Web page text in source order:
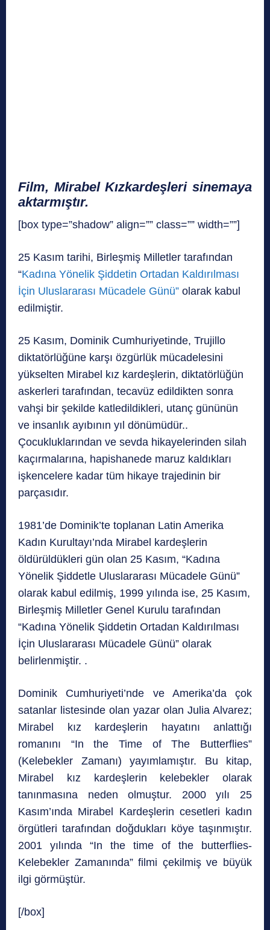
Film, Mirabel Kızkardeşleri sinemaya
aktarmıştır.
[box type=”shadow” align=”” class=”” width=””]
25 Kasım tarihi, Birleşmiş Milletler tarafından
“Kadına Yönelik Şiddetin Ortadan Kaldırılması
İçin Uluslararası Mücadele Günü” olarak kabul
edilmiştir.
25 Kasım, Dominik Cumhuriyetinde, Trujillo
diktatörlüğüne karşı özgürlük mücadelesini
yükselten Mirabel kız kardeşlerin, diktatörlüğün
askerleri tarafından, tecavüz edildikten sonra
vahşi bir şekilde katledildikleri, utanç gününün
ve insanlık ayıbının yıl dönümüdür..
Çocukluklarından ve sevda hikayelerinden silah
kaçırmalarına, hapishanede maruz kaldıkları
işkencelere kadar tüm hikaye trajedinin bir
parçasıdır.
1981’de Dominik’te toplanan Latin Amerika
Kadın Kurultayı’nda Mirabel kardeşlerin
öldürüldükleri gün olan 25 Kasım, “Kadına
Yönelik Şiddetle Uluslararası Mücadele Günü”
olarak kabul edilmiş, 1999 yılında ise, 25 Kasım,
Birleşmiş Milletler Genel Kurulu tarafından
“Kadına Yönelik Şiddetin Ortadan Kaldırılması
İçin Uluslararası Mücadele Günü” olarak
belirlenmiştir. .
Dominik Cumhuriyeti’nde ve Amerika’da çok
satanlar listesinde olan yazar olan Julia Alvarez;
Mirabel kız kardeşlerin hayatını anlattığı
romanını “In the Time of The Butterflies”
(Kelebekler Zamanı) yayımlamıştır. Bu kitap,
Mirabel kız kardeşlerin kelebekler olarak
tanınmasına neden olmuştur. 2000 yılı 25
Kasım’ında Mirabel Kardeşlerin cesetleri kadın
örgütleri tarafından doğdukları köye taşınmıştır.
2001 yılında “In the time of the butterflies-
Kelebekler Zamanında” filmi çekilmiş ve büyük
ilgi görmüştür.
[/box]